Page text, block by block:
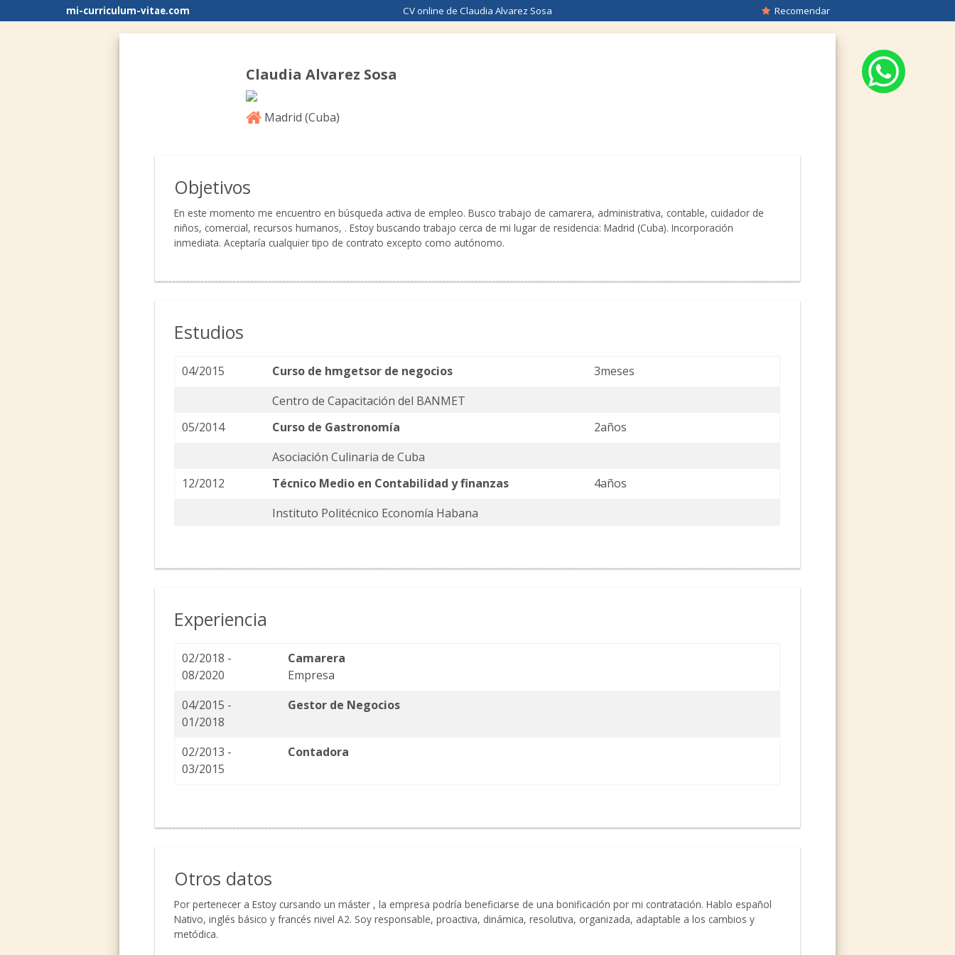
mi-curriculum-vitae.com CV online de Claudia Alvarez Sosa Recomendar
Claudia Alvarez Sosa
Madrid (Cuba)
Objetivos
En este momento me encuentro en búsqueda activa de empleo. Busco trabajo de camarera, administrativa, contable, cuidador de
niños, comercial, recursos humanos, . Estoy buscando trabajo cerca de mi lugar de residencia: Madrid (Cuba). Incorporación
inmediata. Aceptaría cualquier tipo de contrato excepto como autónomo.
Estudios
04/2015 Curso de hmgetsor de negocios
3meses
Centro de Capacitación del BANMET
05/2014
Curso de Gastronomía
2años
Asociación Culinaria de Cuba
12/2012
Técnico Medio en Contabilidad y finanzas
4años
Instituto Politécnico Economía Habana
Experiencia
02/2018 -
08/2020
Camarera
Empresa
04/2015 -
01/2018
Gestor de Negocios
02/2013 -
03/2015
Contadora
Otros datos
Por pertenecer a Estoy cursando un máster , la empresa podría beneficiarse de una bonificación por mi contratación. Hablo español
Nativo, inglés básico y francés nivel A2. Soy responsable, proactiva, dinámica, resolutiva, organizada, adaptable a los cambios y
metódica.